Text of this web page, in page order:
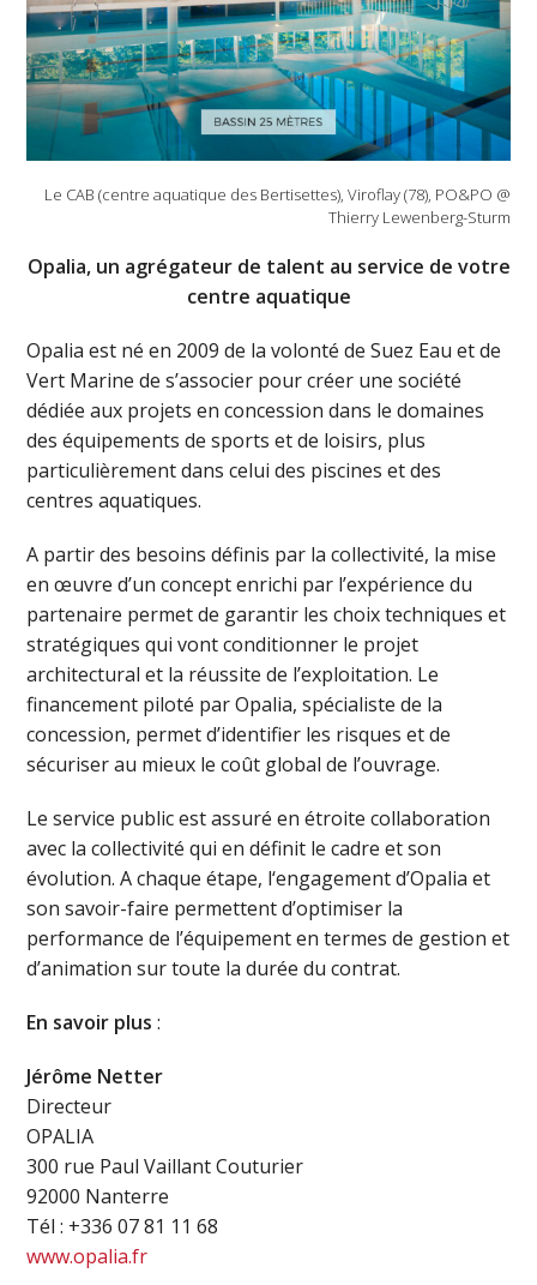
Le CAB (centre aquatique des Bertisettes), Viroflay (78), PO&PO @
Thierry Lewenberg-Sturm
Opalia, un agrégateur de talent au service de votre
centre aquatique
Opalia est né en 2009 de la volonté de Suez Eau et de
Vert Marine de s’associer pour créer une société
dédiée aux projets en concession dans le domaines
des équipements de sports et de loisirs, plus
particulièrement dans celui des piscines et des
centres aquatiques.
A partir des besoins définis par la collectivité, la mise
en œuvre d’un concept enrichi par l’expérience du
partenaire permet de garantir les choix techniques et
stratégiques qui vont conditionner le projet
architectural et la réussite de l’exploitation. Le
financement piloté par Opalia, spécialiste de la
concession, permet d’identifier les risques et de
sécuriser au mieux le coût global de l’ouvrage.
Le service public est assuré en étroite collaboration
avec la collectivité qui en définit le cadre et son
évolution. A chaque étape, l‘engagement d’Opalia et
son savoir-faire permettent d’optimiser la
performance de l’équipement en termes de gestion et
d’animation sur toute la durée du contrat.
En savoir plus :
Jérôme Netter
Directeur
OPALIA
300 rue Paul Vaillant Couturier
92000 Nanterre
Tél : +336 07 81 11 68
www.opalia.fr